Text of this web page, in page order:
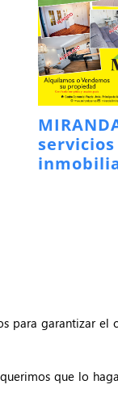
para garantizar el
que lo
servicios